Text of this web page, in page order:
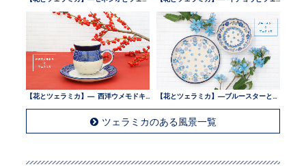
ツェラミカのある風景一覧